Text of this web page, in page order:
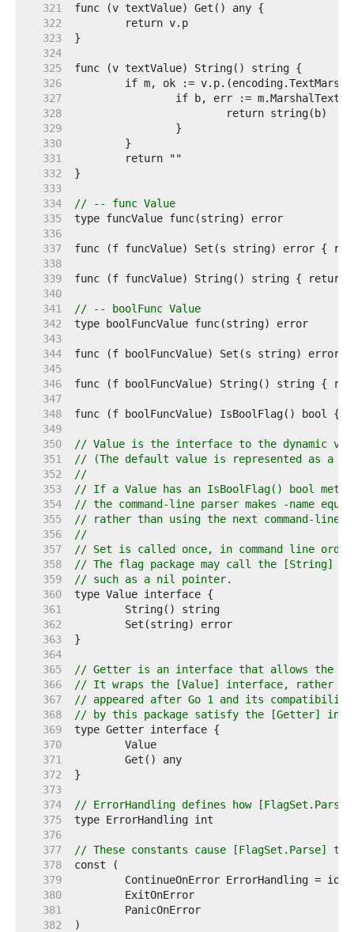
   321
   322
   323
   324
   325
   326
   327
   328
   329
   330
   331
   332
   333
   334
// -- func Value
   335
   336
   337
   338
   339
   340
   341
// -- boolFunc Value
   342
   343
   344
   345
   346
   347
   348
   349
   350
// Value is the interface to the dynamic
   351
// (The default value is represented as a
   352
//
   353
// If a Value has an IsBoolFlag() bool
   354
// the command-line parser makes -name
   355
// rather than using the next command-line
   356
//
   357
// Set is called once, in command line
   358
// The flag package may call the [String]
   359
// such as a nil pointer.
   360
   361
   362
   363
   364
   365
// Getter is an interface that allows the
   366
// It wraps the [Value] interface, rather
   367
// appeared after Go 1 and its
   368
// by this package satisfy the [Getter]
   369
   370
   371
   372
   373
   374
// ErrorHandling defines how
   375
   376
   377
// These constants cause [FlagSet.Parse]
   378
   379
ContinueOnError ErrorHandling =
   380
   381
   382